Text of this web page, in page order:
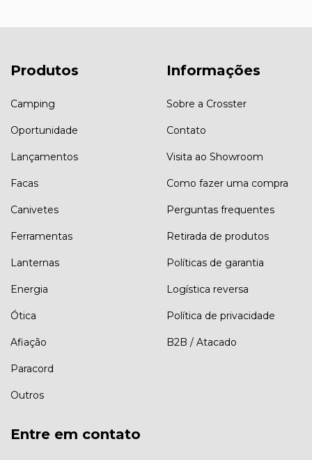
Produtos
Camping
Oportunidade
Lançamentos
Facas
Canivetes
Ferramentas
Lanternas
Energia
Ótica
Afiação
Paracord
Outros
Informações
Sobre a Crosster
Contato
Visita ao Showroom
Como fazer uma compra
Perguntas frequentes
Retirada de produtos
Políticas de garantia
Logística reversa
Política de privacidade
B2B / Atacado
Entre em contato